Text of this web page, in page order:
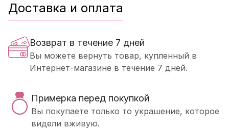
Доставка и оплата
Возврат в течение 7 дней
Вы можете вернуть товар, купленный в
Интернет-магазине в течение 7 дней.
Примерка перед покупкой
Вы покупаете только то украшение, которое
видели вживую.